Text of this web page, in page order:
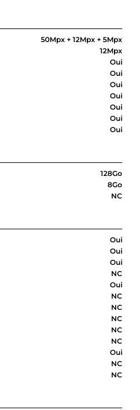
50Mpx + 12Mpx + 5Mpx
12Mpx
Oui
Oui
Oui
Oui
Oui
Oui
Oui
128Go
8Go
NC
Oui
Oui
Oui
NC
Oui
NC
NC
NC
NC
NC
Oui
NC
NC